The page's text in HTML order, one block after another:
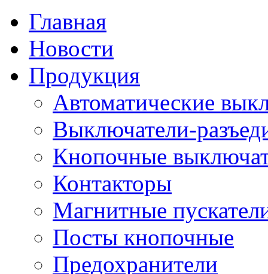
Главная
Новости
Продукция
Автоматические
Выключатели-
Кнопочные
Контакторы
Магнитные
Посты кнопочные
Предохранители